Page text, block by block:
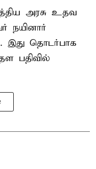
அரசு உதவ
நயினார்
இது தொடர்பாக
பதிவில்